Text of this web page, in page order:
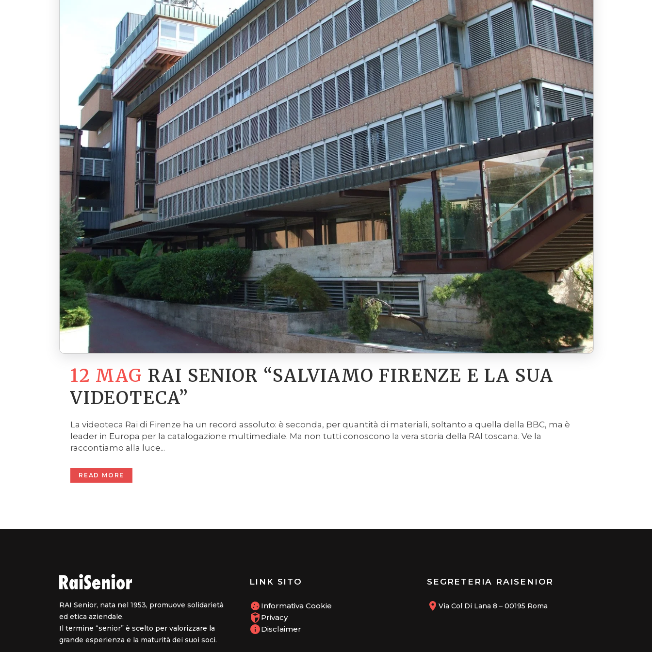
12 MAG RAI SENIOR “SALVIAMO FIRENZE E LA SUA
VIDEOTECA”
La videoteca Rai di Firenze ha un record assoluto: è seconda, per quantità di materiali, soltanto a quella della BBC, ma è
leader in Europa per la catalogazione multimediale. Ma non tutti conoscono la vera storia della RAI toscana. Ve la
raccontiamo alla luce...
READ MORE
RAI Senior, nata nel 1953, promuove solidarietà
ed etica aziendale.
Il termine “senior” è scelto per valorizzare la
grande esperienza e la maturità dei suoi soci.
LINK SITO
Informativa Cookie
Privacy
Disclaimer
SEGRETERIA RAISENIOR
Via Col Di Lana 8 – 00195 Roma